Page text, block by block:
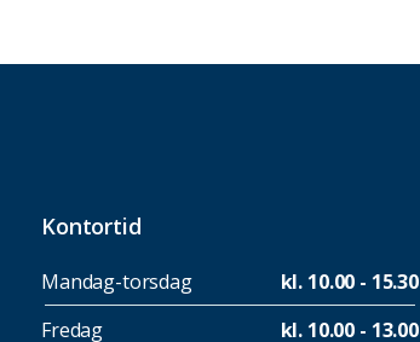
Kontortid
Mandag-torsdag
kl. 10.00 - 15.30
Fredag
kl. 10.00 - 13.00